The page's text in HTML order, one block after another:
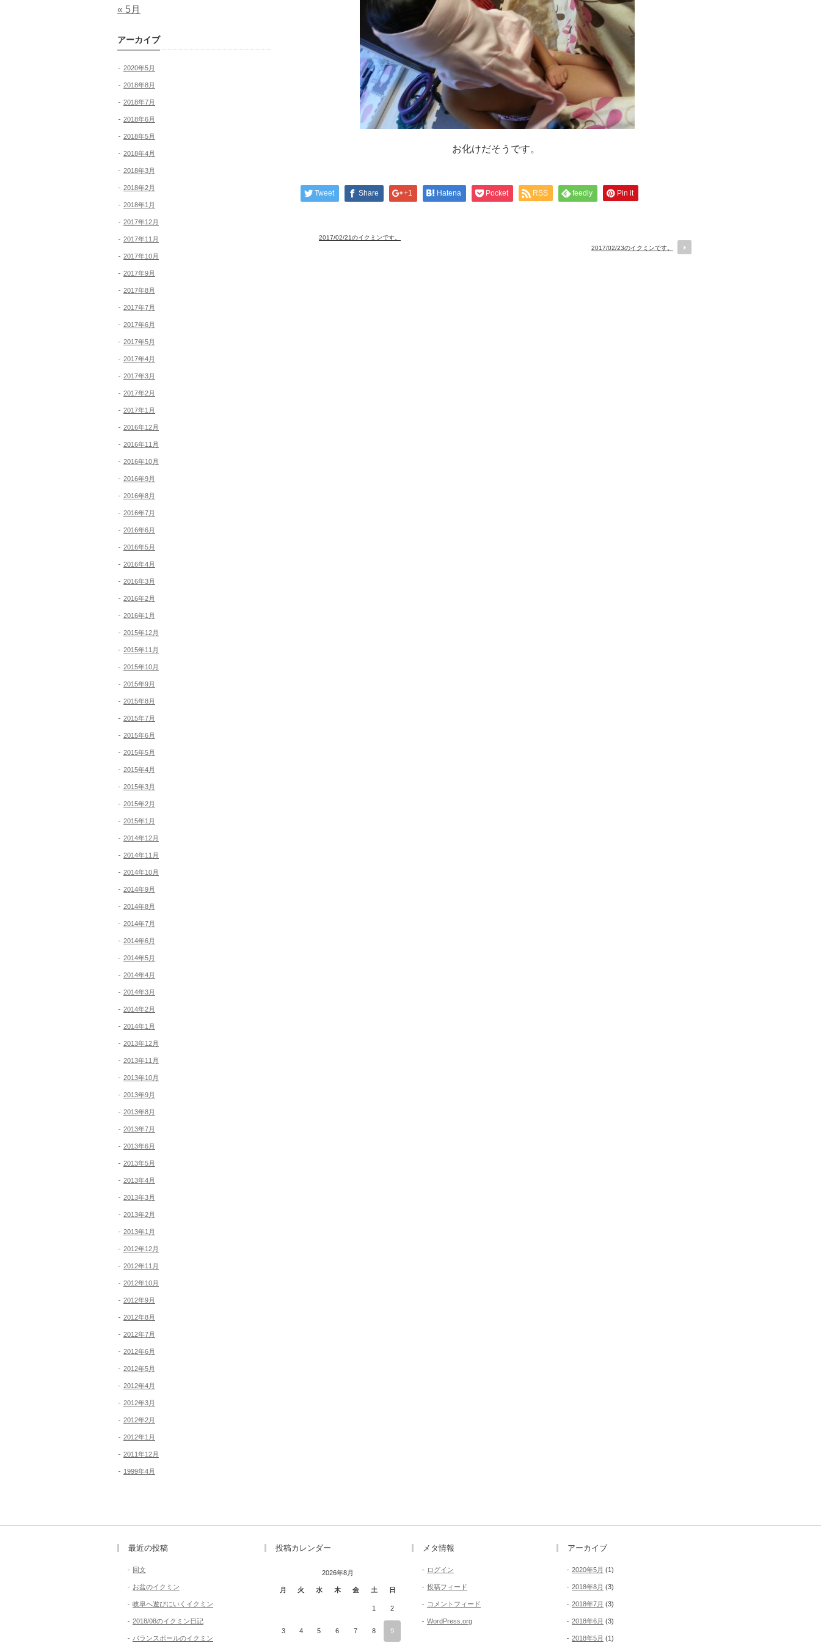
お化けだそうです。
Tweet Share +1 Hatena Pocket RSS feedly Pin it
2017/02/21のイクミンです。
2017/02/23のイクミンです。
« 5月
アーカイブ
2020年5月
2018年8月
2018年7月
2018年6月
2018年5月
2018年4月
2018年3月
2018年2月
2018年1月
2017年12月
2017年11月
2017年10月
2017年9月
2017年8月
2017年7月
2017年6月
2017年5月
2017年4月
2017年3月
2017年2月
2017年1月
2016年12月
2016年11月
2016年10月
2016年9月
2016年8月
2016年7月
2016年6月
2016年5月
2016年4月
2016年3月
2016年2月
2016年1月
2015年12月
2015年11月
2015年10月
2015年9月
2015年8月
2015年7月
2015年6月
2015年5月
2015年4月
2015年3月
2015年2月
2015年1月
2014年12月
2014年11月
2014年10月
2014年9月
2014年8月
2014年7月
2014年6月
2014年5月
2014年4月
2014年3月
2014年2月
2014年1月
2013年12月
2013年11月
2013年10月
2013年9月
2013年8月
2013年7月
2013年6月
2013年5月
2013年4月
2013年3月
2013年2月
2013年1月
2012年12月
2012年11月
2012年10月
2012年9月
2012年8月
2012年7月
2012年6月
2012年5月
2012年4月
2012年3月
2012年2月
2012年1月
2011年12月
1999年4月
最近の投稿
回文
お盆のイクミン
岐阜へ遊びにいくイクミン
2018/08のイクミン日記
バランスボールのイクミン
投稿カレンダー
2026年8月
月 火 水 木 金 土 日
1 2
3 4 5 6 7 8 9
メタ情報
ログイン
投稿フィード
コメントフィード
WordPress.org
アーカイブ
2020年5月 (1)
2018年8月 (3)
2018年7月 (3)
2018年6月 (3)
2018年5月 (1)